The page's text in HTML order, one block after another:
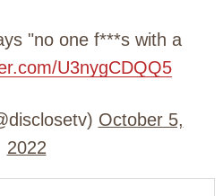
"no one f***s with a
U3nygCDQQ5
October 5,
2022